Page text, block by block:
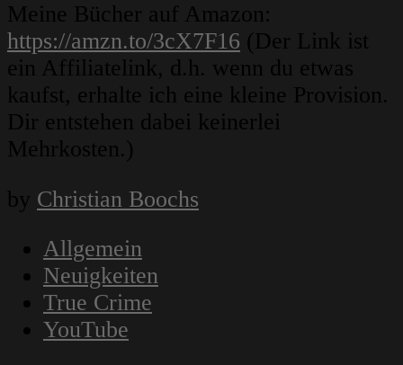
Meine Bücher auf Amazon:
https://amzn.to/3cX7F16 (Der Link ist
ein Affiliatelink, d.h. wenn du etwas
kaufst, erhalte ich eine kleine Provision.
Dir entstehen dabei keinerlei
Mehrkosten.)
by Christian Boochs
Allgemein
Neuigkeiten
True Crime
YouTube